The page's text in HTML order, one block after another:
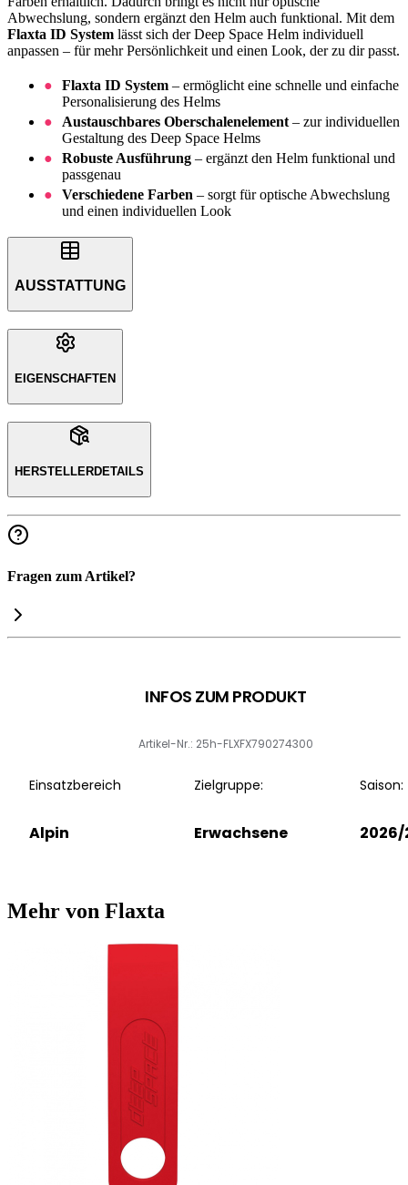
Abwechslung, sondern ergänzt den Helm auch funktional. Mit dem
Flaxta ID System lässt sich der Deep Space Helm individuell
anpassen – für mehr Persönlichkeit und einen Look, der zu dir passt.
Flaxta ID System – ermöglicht eine schnelle und einfache
Personalisierung des Helms
Austauschbares Oberschalenelement – zur individuellen
Gestaltung des Deep Space Helms
Robuste Ausführung – ergänzt den Helm funktional und
passgenau
Verschiedene Farben – sorgt für optische Abwechslung
und einen individuellen Look
AUSSTATTUNG
EIGENSCHAFTEN
HERSTELLERDETAILS
Fragen zum Artikel?
INFOS ZUM PRODUKT
Artikel-Nr.: 25h-FLXFX790274300
Einsatzbereich
Alpin
Zielgruppe:
Erwachsene
Saison:
2026/
Mehr von Flaxta